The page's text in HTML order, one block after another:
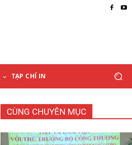
TẠP CHÍ IN
CÙNG CHUYÊN MỤC